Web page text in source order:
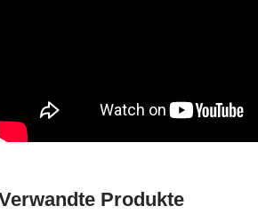
Produkte